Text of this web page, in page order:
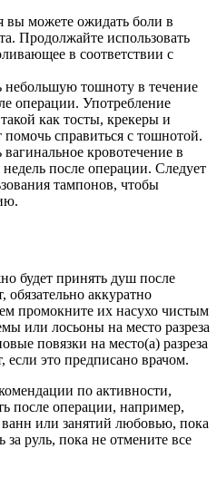
вы можете ожидать боли в
Продолжайте использовать
в соответствии с
тошноту в течение
операции. Употребление
как тосты, крекеры и
справиться с тошнотой.
кровотечение в
после операции. Следует
тампонов, чтобы
будет принять душ после
обязательно аккуратно
промокните их насухо чистым
или лосьоны на место разреза
повязки на место(а) разреза
если это предписано врачом.
по активности,
после операции, например,
ванн или занятий любовью, пока
за руль, пока не отмените все